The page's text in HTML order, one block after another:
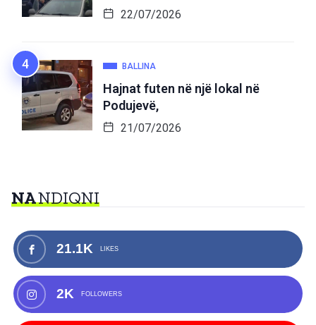
22/07/2026
BALLINA
Hajnat futen në një lokal në
Podujevë,
21/07/2026
NANDIQNI
21.1K LIKES
2K FOLLOWERS